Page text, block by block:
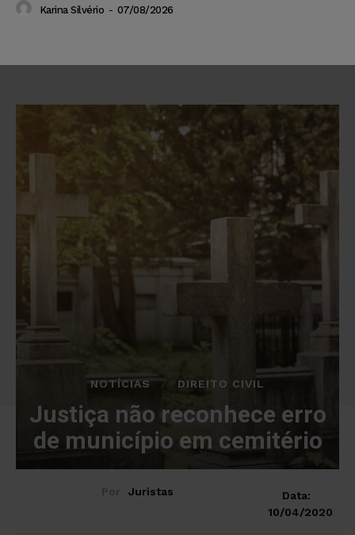
Karina Silvério - 07/08/2026